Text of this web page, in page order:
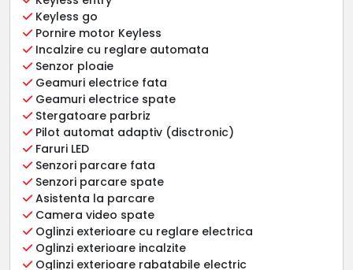
Keyless go
Pornire motor Keyless
Incalzire cu reglare automata
Senzor ploaie
Geamuri electrice fata
Geamuri electrice spate
Stergatoare parbriz
Pilot automat adaptiv (disctronic)
Faruri LED
Senzori parcare fata
Senzori parcare spate
Asistenta la parcare
Camera video spate
Oglinzi exterioare cu reglare electrica
Oglinzi exterioare incalzite
Oglinzi exterioare rabatabile electric